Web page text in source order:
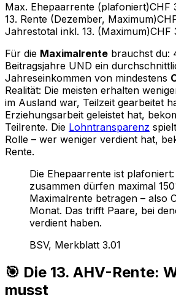
Max. Ehepaarrente (plafoniert)CHF
13. Rente (Dezember, Maximum)
Jahrestotal inkl. 13. (Maximum)CHF
Für die Maximalrente brauchst du:
Beitragsjahre UND ein
Jahreseinkommen von mindestens
Realität: Die meisten erhalten
im Ausland war, Teilzeit gearbeitet
Erziehungsarbeit geleistet hat,
Teilrente. Die Lohntransparenz
Rolle – wer weniger verdient hat,
Rente.
Die Ehepaarrente ist
zusammen dürfen maximal
Maximalrente betragen – also
Monat. Das trifft Paare, bei
verdient haben.
BSV, Merkblatt 3.01
🎯 Die 13. AHV-Rente:
musst